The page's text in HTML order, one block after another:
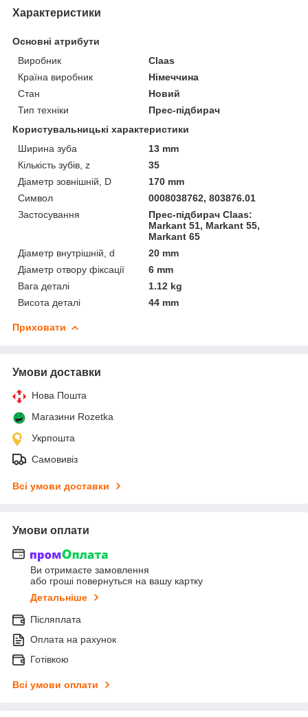
Характеристики
Основні атрибути
Виробник
Claas
Країна виробник
Німеччина
Стан
Новий
Тип техніки
Прес-підбирач
Користувальницькі характеристики
Ширина зуба
13 mm
Кількість зубів, z
35
Діаметр зовнішній, D
170 mm
Символ
0008038762, 803876.01
Застосування
Прес-підбирач Claas:
Markant 51, Markant 55,
Markant 65
Діаметр внутрішній, d
20 mm
Діаметр отвору фіксації
6 mm
Вага деталі
1.12 kg
Висота деталі
44 mm
Приховати
Умови доставки
Нова Пошта
Магазини Rozetka
Укрпошта
Самовивіз
Всі умови доставки
Умови оплати
Ви отримаєте замовлення
або гроші повернуться на вашу картку
Детальніше
Післяплата
Оплата на рахунок
Готівкою
Всі умови оплати